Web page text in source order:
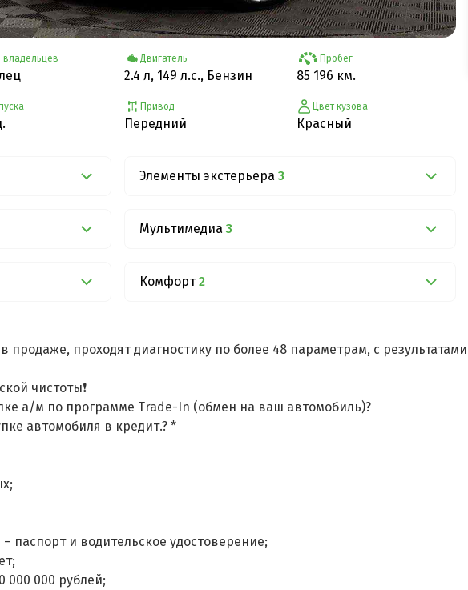
владельцев Двигатель
2.4 л, 149 л.с., Бензин
Привод
Передний
Пробег
85 196 км.
Цвет кузова
Красный
Элементы экстерьера 3
Мультимедиа 3
Комфорт 2
продаже, проходят диагностику по более 48 параметрам, с
чистоты❗
а/м по программе Trade-In (обмен на ваш автомобиль)?
автомобиля в кредит.? *
и водительское удостоверение;
000 000 рублей;